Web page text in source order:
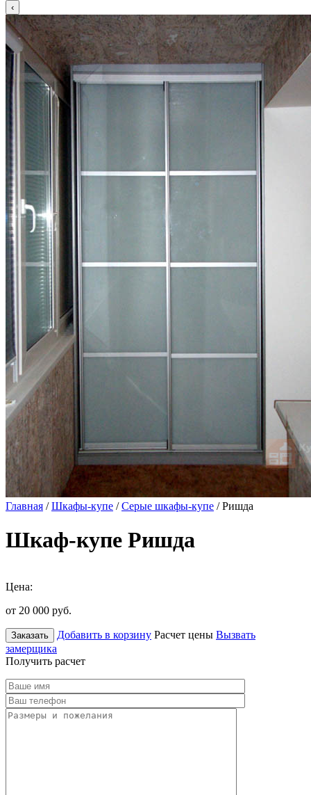
Главная /Шкафы-купе /Серые шкафы-купе / Ришда
Шкаф-купе Ришда
Цена:
от 20 000 руб.
Заказать Добавить в корзину Расчет цены Вызвать
замерщика
Получить расчет